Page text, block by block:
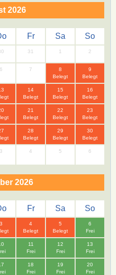
2026
Fr Sa So
31 1 2
6 7
8
Belegt
9
Belegt
14
Belegt
15
Belegt
16
Belegt
21
Belegt
22
Belegt
23
Belegt
28
Belegt
29
Belegt
30
Belegt
3 4 5 6
2026
Fr Sa So
3
4
Belegt
5
Belegt
6
Frei
11
Frei
12
Frei
13
Frei
18
Frei
19
Frei
20
Frei